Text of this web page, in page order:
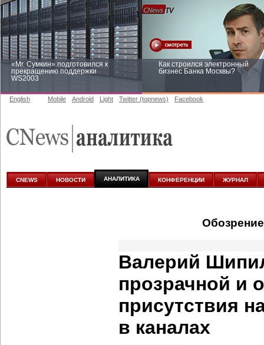
«Mr. Сумкин» подготовился к
прекращению поддержки
WS2003
Как строился электронный
бизнес Банка Москвы?
аналитике
English Mobile Android Light Twitter (topnews) Facebook
CNEWS НОВОСТИ АНАЛИТИКА КОНФЕРЕНЦИИ ЖУРНАЛ
Валерий
прозрачной и
присутствия
в каналах